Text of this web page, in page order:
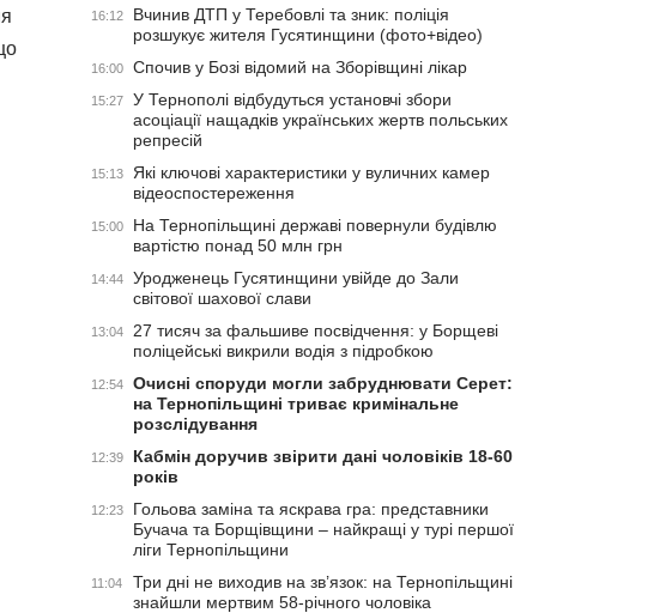
16:12
Вчинив ДТП у Теребовлі та зник: поліція
розшукує жителя Гусятинщини (фото+відео)
16:00 Спочив у Бозі відомий на Зборівщині лікар
15:27
У Тернополі відбудуться установчі збори
асоціації нащадків українських жертв польських
репресій
15:13
Які ключові характеристики у вуличних камер
відеоспостереження
15:00
На Тернопільщині державі повернули будівлю
вартістю понад 50 млн грн
14:44
Уродженець Гусятинщини увійде до Зали
світової шахової слави
13:04
27 тисяч за фальшиве посвідчення: у Борщеві
поліцейські викрили водія з підробкою
12:54
Очисні споруди могли забруднювати Серет:
на Тернопільщині триває кримінальне
розслідування
12:39
Кабмін доручив звірити дані чоловіків 18-60
років
12:23
Гольова заміна та яскрава гра: представники
Бучача та Борщівщини – найкращі у турі першої
ліги Тернопільщини
11:04
Три дні не виходив на зв’язок: на Тернопільщині
знайшли мертвим 58-річного чоловіка